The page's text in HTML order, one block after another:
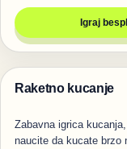
Igraj
Igre
Raketno kucanje
Zabavna igrica
naucite da kucate brzo